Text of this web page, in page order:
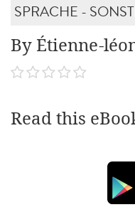
SPRACHE -
By Étienne-
Read this